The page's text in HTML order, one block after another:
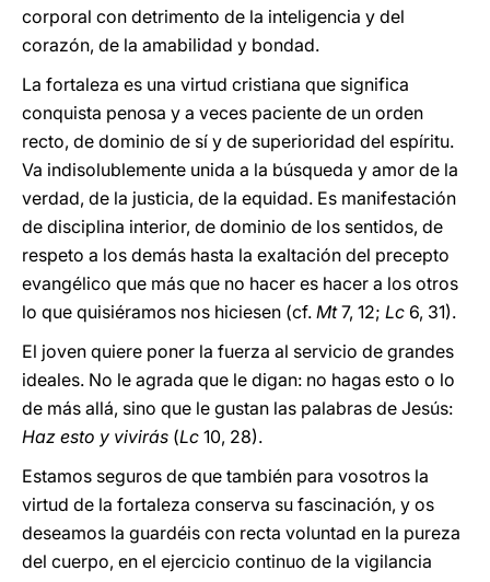
corporal con detrimento de la inteligencia y del
corazón, de la amabilidad y bondad.
La fortaleza es una virtud cristiana que significa
conquista penosa y a veces paciente de un orden
recto, de dominio de sí y de superioridad del espíritu.
Va indisolublemente unida a la búsqueda y amor de la
verdad, de la justicia, de la equidad. Es manifestación
de disciplina interior, de dominio de los sentidos, de
respeto a los demás hasta la exaltación del precepto
evangélico que más que no hacer es hacer a los otros
lo que quisiéramos nos hiciesen (cf. Mt7, 12; Lc 6, 31).
El joven quiere poner la fuerza al servicio de grandes
ideales. No le agrada que le digan: no hagas esto o lo
de más allá, sino que le gustan las palabras de Jesús:
Haz esto y vivirás (Lc 10, 28).
Estamos seguros de que también para vosotros la
virtud de la fortaleza conserva su fascinación, y os
deseamos la guardéis con recta voluntad en la pureza
del cuerpo, en el ejercicio continuo de la vigilancia